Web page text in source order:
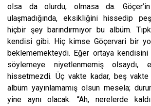
olsa da olurdu, olmasa da.
ulaşmadığında, eksikliğini hissedip
hiçbir şey barındırmıyor bu albüm.
kendisi gibi. Hiç kimse Göçervari bir
beklememekteydi. Eğer ortaya kendisini
söylemeye niyetlenmemiş olsaydı,
hissetmezdi. Üç vakte kadar, beş
albüm yayınlamamış olsun mesela;
yine aynı olacak. “Ah, nerelerde